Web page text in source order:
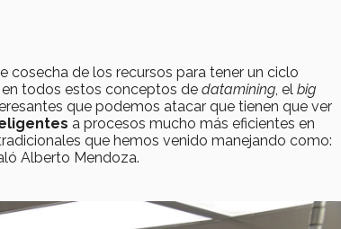
de los recursos para tener un ciclo
todos estos conceptos de datamining , el big
que podemos atacar que tienen que ver
a procesos mucho más eficientes en
que hemos venido manejando como:
Alberto Mendoza.